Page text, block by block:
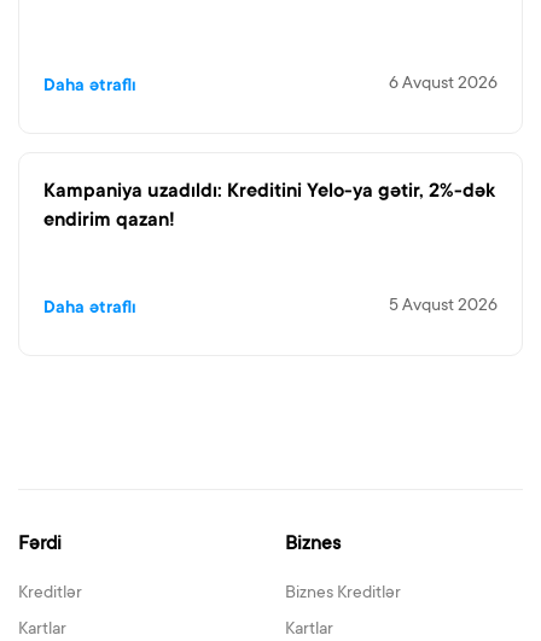
Daha ətraflı 6 Avqust 2026
Kampaniya uzadıldı: Kreditini Yelo-ya gətir, 2%-dək
endirim qazan!
Daha ətraflı 5 Avqust 2026
Fərdi
Kreditlər
Kartlar
Biznes
Biznes Kreditlər
Kartlar